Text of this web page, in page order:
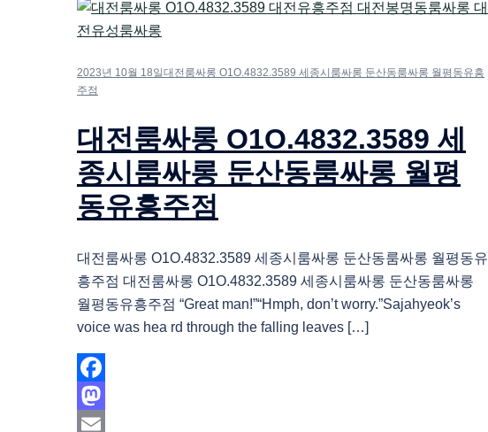
2023년 10월 18일대전룸싸롱 O1O.4832.3589 세종시룸싸롱 둔산동룸싸롱 월평동유흥
주점
대전룸싸롱 O1O.4832.3589 세
종시룸싸롱 둔산동룸싸롱 월평
동유흥주점
대전룸싸롱 O1O.4832.3589 세종시룸싸롱 둔산동룸싸롱 월평동유
흥주점 대전룸싸롱 O1O.4832.3589 세종시룸싸롱 둔산동룸싸롱
월평동유흥주점 “Great man!”“Hmph, don’t worry.”Sajahyeok’s
voice was hea rd through the falling leaves […]
Facebook
Mastodon